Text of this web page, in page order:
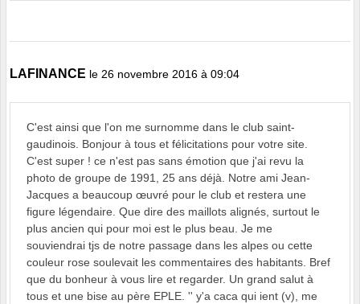
LAFINANCE le 26 novembre 2016 à 09:04
C'est ainsi que l'on me surnomme dans le club saint-
gaudinois. Bonjour à tous et félicitations pour votre site.
C'est super ! ce n'est pas sans émotion que j'ai revu la
photo de groupe de 1991, 25 ans déjà. Notre ami Jean-
Jacques a beaucoup œuvré pour le club et restera une
figure légendaire. Que dire des maillots alignés, surtout le
plus ancien qui pour moi est le plus beau. Je me
souviendrai tjs de notre passage dans les alpes ou cette
couleur rose soulevait les commentaires des habitants. Bref
que du bonheur à vous lire et regarder. Un grand salut à
tous et une bise au père EPLE. '' y'a caca qui ient (v), me